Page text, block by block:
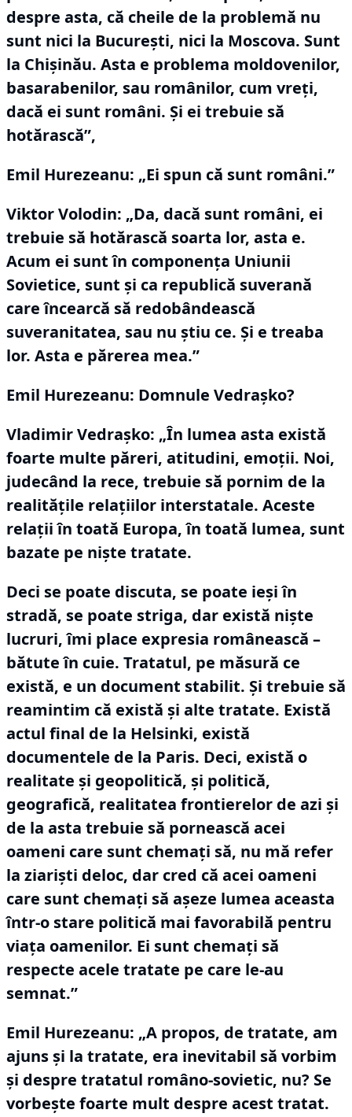
despre asta, că cheile de la problemă nu
sunt nici la Bucureşti, nici la Moscova. Sunt
la Chişinău. Asta e problema moldovenilor,
basarabenilor, sau românilor, cum vreţi,
dacă ei sunt români. Şi ei trebuie să
hotărască”,
Emil Hurezeanu: „Ei spun că sunt români.”
Viktor Volodin: „Da, dacă sunt români, ei
trebuie să hotărască soarta lor, asta e.
Acum ei sunt în componenţa Uniunii
Sovietice, sunt şi ca republică suverană
care încearcă să redobândească
suveranitatea, sau nu ştiu ce. Şi e treaba
lor. Asta e părerea mea.”
Emil Hurezeanu: Domnule Vedraşko?
Vladimir Vedraşko: „În lumea asta există
foarte multe păreri, atitudini, emoţii. Noi,
judecând la rece, trebuie să pornim de la
realităţile relaţiilor interstatale. Aceste
relaţii în toată Europa, în toată lumea, sunt
bazate pe nişte tratate.
Deci se poate discuta, se poate ieşi în
stradă, se poate striga, dar există nişte
lucruri, îmi place expresia românească –
bătute în cuie. Tratatul, pe măsură ce
există, e un document stabilit. Şi trebuie să
reamintim că există şi alte tratate. Există
actul final de la Helsinki, există
documentele de la Paris. Deci, există o
realitate şi geopolitică, şi politică,
geografică, realitatea frontierelor de azi şi
de la asta trebuie să pornească acei
oameni care sunt chemaţi să, nu mă refer
la ziarişti deloc, dar cred că acei oameni
care sunt chemaţi să aşeze lumea aceasta
într-o stare politică mai favorabilă pentru
viaţa oamenilor. Ei sunt chemaţi să
respecte acele tratate pe care le-au
semnat.”
Emil Hurezeanu: „A propos, de tratate, am
ajuns şi la tratate, era inevitabil să vorbim
şi despre tratatul româno-sovietic, nu? Se
vorbeşte foarte mult despre acest tratat.